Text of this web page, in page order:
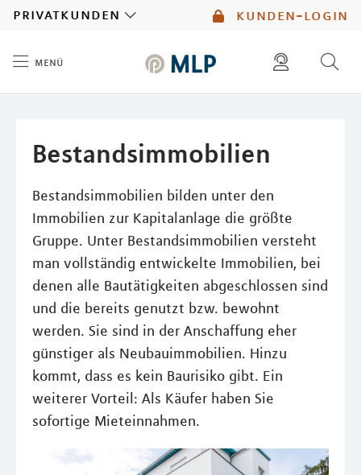
kunden-login
privatkunden
menü
Bestandsimmobilien
Bestandsimmobilien bilden unter den
Immobilien zur Kapitalanlage die größte
Gruppe. Unter Bestandsimmobilien versteht
man vollständig entwickelte Immobilien, bei
denen alle Bautätigkeiten abgeschlossen sind
und die bereits genutzt bzw. bewohnt
werden. Sie sind in der Anschaffung eher
günstiger als Neubauimmobilien. Hinzu
kommt, dass es kein Baurisiko gibt. Ein
weiterer Vorteil: Als Käufer haben Sie
sofortige Mieteinnahmen.